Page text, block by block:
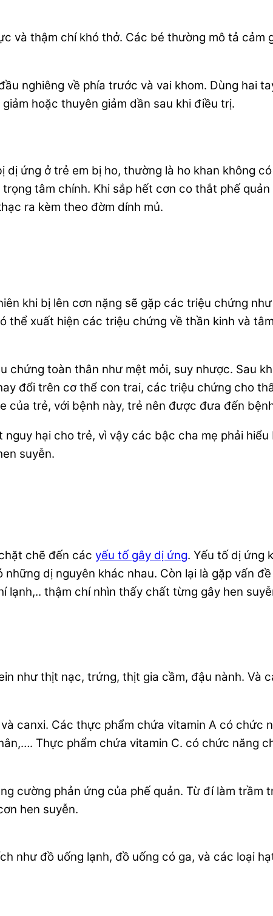
và thậm chí khó thở. Các bé thường mô tả cảm
nghiêng về phía trước và vai khom. Dùng hai
hoặc thuyên giảm dần sau khi điều trị.
ứng ở trẻ em bị ho, thường là ho khan không
tâm chính. Khi sắp hết cơn co thắt phế
ra kèm theo đờm dính mủ.
khi bị lên cơn nặng sẽ gặp các triệu chứng
thể xuất hiện các triệu chứng về thần kinh và
chứng toàn thân như mệt mỏi, suy nhược. Sau
đổi trên cơ thể con trai, các triệu chứng cho
của trẻ, với bệnh này, trẻ nên được đưa đến
hại cho trẻ, vì vậy các bậc cha mẹ phải
suyễn.
chẽ đến các yếu tố gây dị ứng. Yếu tố dị ứng
dị nguyên khác nhau. Còn lại là gặp vấn
lạnh,.. thậm chí nhìn thấy chất từng gây hen
như thịt nạc, trứng, thịt gia cầm, đậu nành. Và
canxi. Các thực phẩm chứa vitamin A có chức
Thực phẩm chứa vitamin C. có chức năng
cường phản ứng của phế quản. Từ đí làm trầm
hen suyễn.
như đồ uống lạnh, đồ uống có ga, và các loại